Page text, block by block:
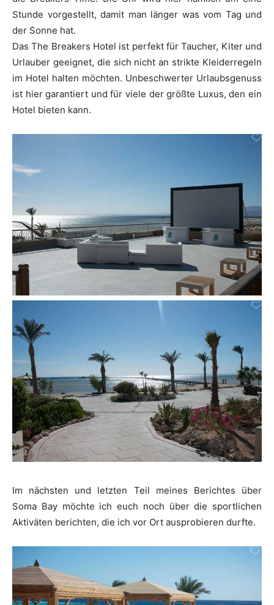
Stunde vorgestellt, damit man länger was vom Tag und
der Sonne hat.
Das The Breakers Hotel ist perfekt für Taucher, Kiter und
Urlauber geeignet, die sich nicht an strikte Kleiderregeln
im Hotel halten möchten. Unbeschwerter Urlaubsgenuss
ist hier garantiert und für viele der größte Luxus, den ein
Hotel bieten kann.
Im nächsten und letzten Teil meines Berichtes über
Soma Bay möchte ich euch noch über die sportlichen
Aktiväten berichten, die ich vor Ort ausprobieren durfte.